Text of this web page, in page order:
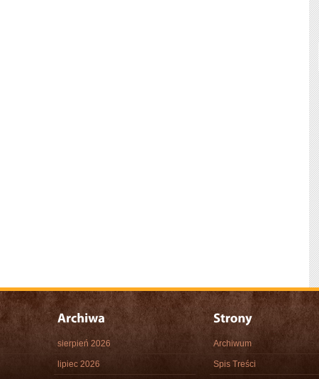
sierpień 2026
lipiec 2026
Archiwum
Spis Treści